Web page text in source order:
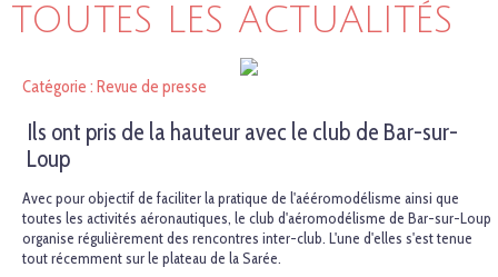
TOUTES LES ACTUALITÉS
Catégorie : Revue de presse
Ils ont pris de la hauteur avec le club de Bar-sur-
Loup
Avec pour objectif de faciliter la pratique de l'aééromodélisme ainsi que
toutes les activités aéronautiques, le club d'aéromodélisme de Bar-sur-Loup
organise régulièrement des rencontres inter-club. L'une d'elles s'est tenue
tout récemment sur le plateau de la Sarée.